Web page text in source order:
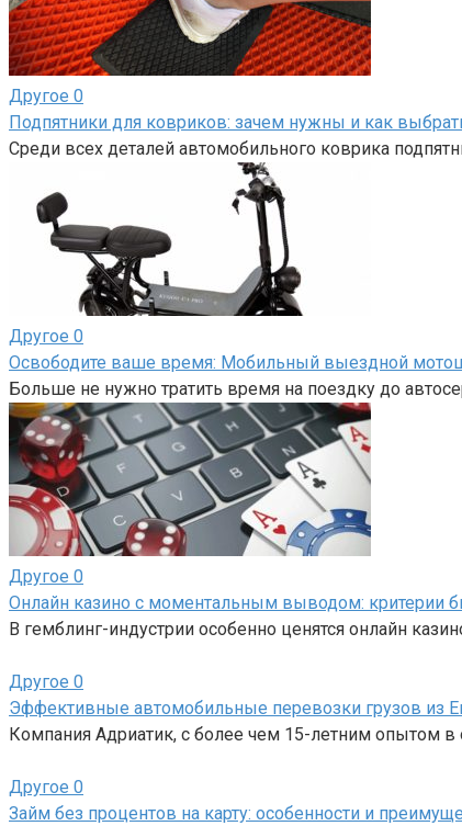
Другое 0
Подпятники для ковриков: зачем нужны и как
Среди всех деталей автомобильного коврика
Другое 0
Освободите ваше время: Мобильный выездной
Больше не нужно тратить время на поездку до
Другое 0
Онлайн казино с моментальным выводом: критерии
В гемблинг-индустрии особенно ценятся онлайн
Другое 0
Эффективные автомобильные перевозки грузов из
Компания Адриатик, с более чем 15-летним опытом
Другое 0
Займ без процентов на карту: особенности и